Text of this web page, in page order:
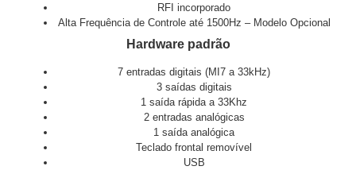
RFI incorporado
Alta Frequência de Controle até 1500Hz – Modelo Opcional
Hardware padrão
7 entradas digitais (MI7 a 33kHz)
3 saídas digitais
1 saída rápida a 33Khz
2 entradas analógicas
1 saída analógica
Teclado frontal removível
USB